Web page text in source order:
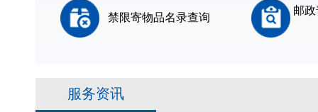
禁限寄物品名录查询
邮
服务资讯